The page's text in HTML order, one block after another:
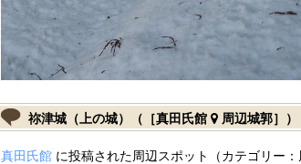
祢津城（上の城）（［真田氏館 周辺城郭］）
真田氏館に投稿された周辺スポット（カテゴリー：